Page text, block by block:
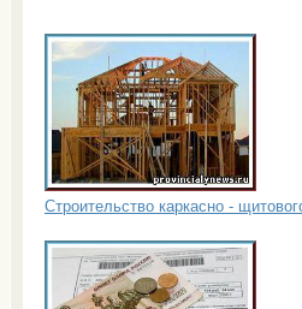
Строительство каркасно -